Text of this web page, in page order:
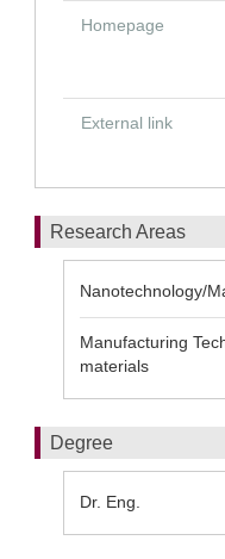
Homepage
External link
Research Areas
Nanotechnology/
Manufacturing
materials
Degree
Dr. Eng.